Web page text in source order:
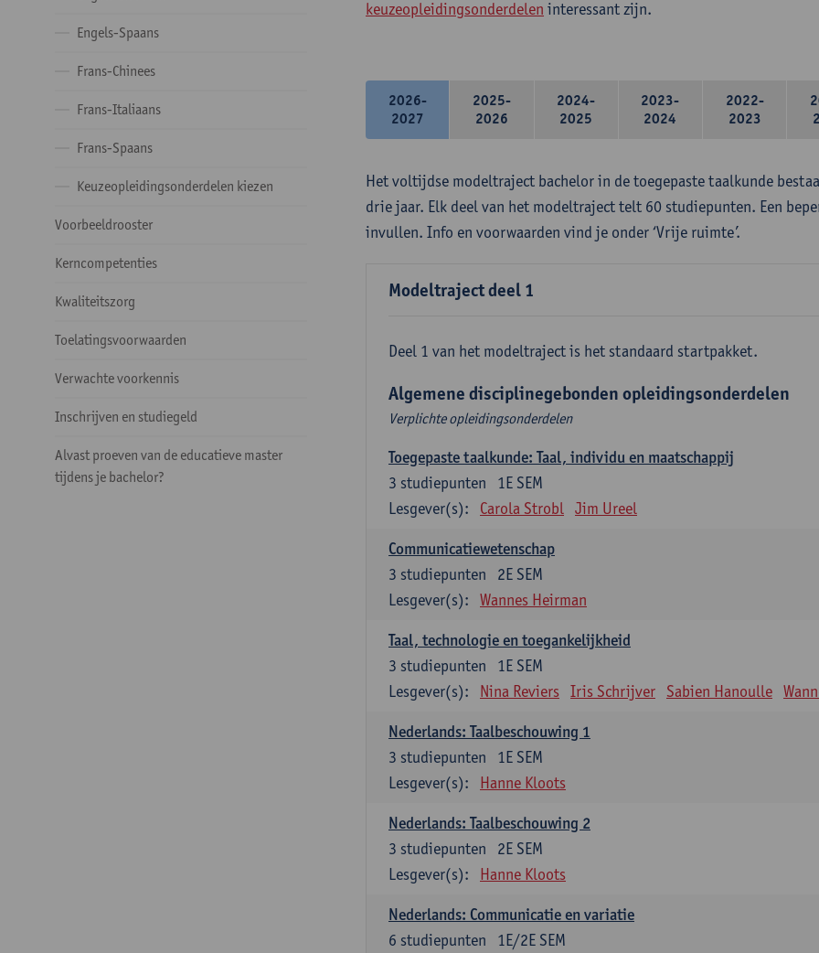
Engels-Spaans
Frans-Chinees
Frans-Italiaans
Frans-Spaans
Keuzeopleidingsonderdelen kiezen
Voorbeeldrooster
Kerncompetenties
Kwaliteitszorg
Toelatingsvoorwaarden
Verwachte voorkennis
Inschrijven en studiegeld
Alvast proeven van de educatieve master
tijdens je bachelor?
keuzeopleidingsonderdelen interessant zijn.
2026-
2027
2025-
2026
2024-
2025
2023-
2024
2022-
2023
Het voltijdse modeltraject bachelor in de toegepaste taalkunde
drie jaar. Elk deel van het modeltraject telt 60 studiepunten. Een
invullen. Info en voorwaarden vind je onder ‘Vrije ruimte’.
Modeltraject deel 1
Deel 1 van het modeltraject is het standaard startpakket.
Algemene disciplinegebonden opleidingsonderdelen
Verplichte opleidingsonderdelen
Toegepaste taalkunde: Taal, individu en maatschappij
1E SEM
3 studiepunten
Lesgever(s):
Carola Strobl Jim Ureel
Communicatiewetenschap
2E SEM
3 studiepunten
Lesgever(s):
Wannes Heirman
Taal, technologie en toegankelijkheid
1E SEM
3 studiepunten
Lesgever(s):
Nina Reviers Iris Schrijver Sabien Hanoulle
Nederlands: Taalbeschouwing 1
1E SEM
3 studiepunten
Lesgever(s):
Hanne Kloots
Nederlands: Taalbeschouwing 2
2E SEM
3 studiepunten
Lesgever(s):
Hanne Kloots
Nederlands: Communicatie en variatie
1E/2E SEM
6 studiepunten